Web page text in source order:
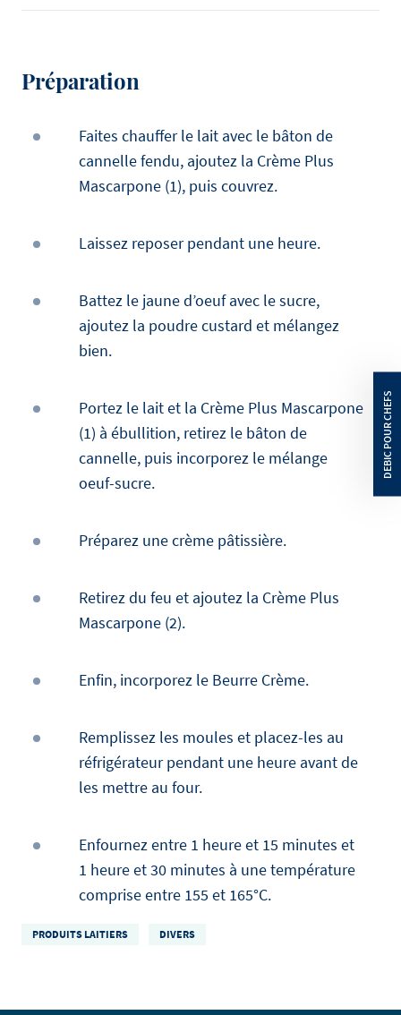
Préparation
Faites chauffer le lait avec le bâton de
cannelle fendu, ajoutez la Crème Plus
Mascarpone (1), puis couvrez.
Laissez reposer pendant une heure.
Battez le jaune d’oeuf avec le sucre,
ajoutez la poudre custard et mélangez
bien.
Portez le lait et la Crème Plus Mascarpone
(1) à ébullition, retirez le bâton de
cannelle, puis incorporez le mélange
oeuf-sucre.
Préparez une crème pâtissière.
Retirez du feu et ajoutez la Crème Plus
Mascarpone (2).
Enfin, incorporez le Beurre Crème.
Remplissez les moules et placez-les au
réfrigérateur pendant une heure avant de
les mettre au four.
Enfournez entre 1 heure et 15 minutes et
1 heure et 30 minutes à une température
comprise entre 155 et 165°C.
PRODUITS LAITIERS DIVERS